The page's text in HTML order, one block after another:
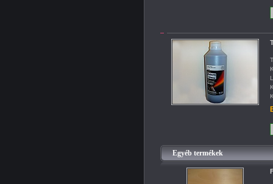
Egyéb termékek